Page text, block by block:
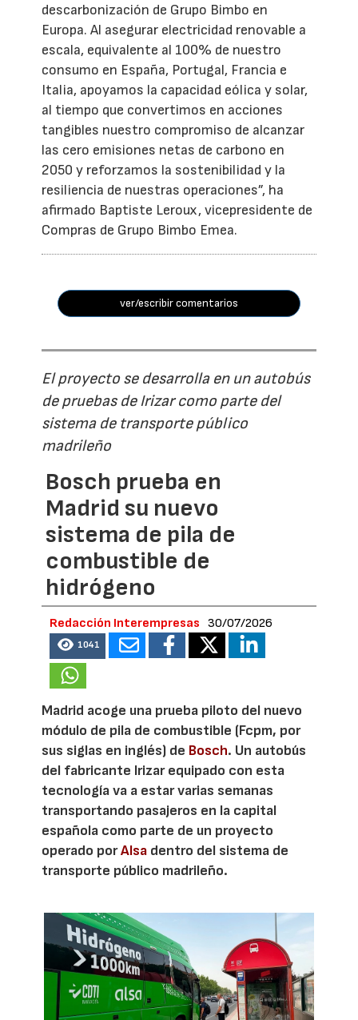
descarbonización de Grupo Bimbo en
Europa. Al asegurar electricidad renovable a
escala, equivalente al 100% de nuestro
consumo en España, Portugal, Francia e
Italia, apoyamos la capacidad eólica y solar,
al tiempo que convertimos en acciones
tangibles nuestro compromiso de alcanzar
las cero emisiones netas de carbono en
2050 y reforzamos la sostenibilidad y la
resiliencia de nuestras operaciones”, ha
afirmado Baptiste Leroux, vicepresidente de
Compras de Grupo Bimbo Emea.
ver/escribir comentarios
El proyecto se desarrolla en un autobús
de pruebas de Irizar como parte del
sistema de transporte público
madrileño
Bosch prueba en
Madrid su nuevo
sistema de pila de
combustible de
hidrógeno
Redacción Interempresas 30/07/2026
1041
Madrid acoge una prueba piloto del nuevo
módulo de pila de combustible (Fcpm, por
sus siglas en inglés) de Bosch. Un autobús
del fabricante Irizar equipado con esta
tecnología va a estar varias semanas
transportando pasajeros en la capital
española como parte de un proyecto
operado porAlsa dentro del sistema de
transporte público madrileño.